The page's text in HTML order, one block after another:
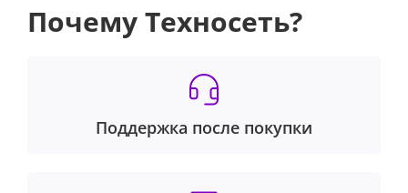
Почему Техносеть?
Поддержка после покупки